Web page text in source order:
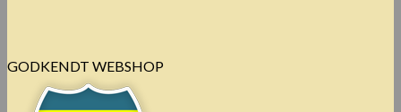
GODKENDT WEBSHOP